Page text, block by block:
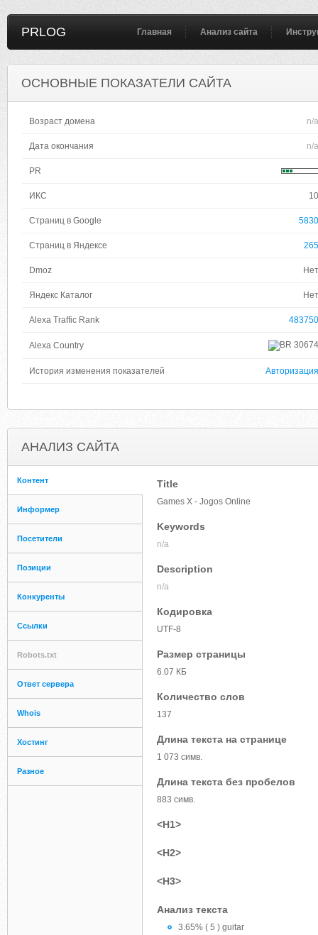
PRLOG Главная Анализ сайта
ОСНОВНЫЕ ПОКАЗАТЕЛИ САЙТА
Возраст домена n/a
Дата окончания n/a
PR
ИКС 10
Страниц в Google 5830
Страниц в Яндексе 265
Dmoz Нет
Яндекс Каталог Нет
Alexa Traffic Rank 483750
Alexa Country 30674
История изменения показателей Авторизация
АНАЛИЗ САЙТА
Контент
Информер
Посетители
Позиции
Конкуренты
Ссылки
Robots.txt
Ответ сервера
Whois
Хостинг
Разное
Title
Games X - Jogos Online
Keywords
n/a
Description
n/a
Кодировка
UTF-8
Размер страницы
6.07 КБ
Количество слов
137
Длина текста на странице
1 073 симв.
Длина текста без пробелов
883 симв.
<H1>
<H2>
<H3>
Анализ текста
3.65% ( 5 ) guitar